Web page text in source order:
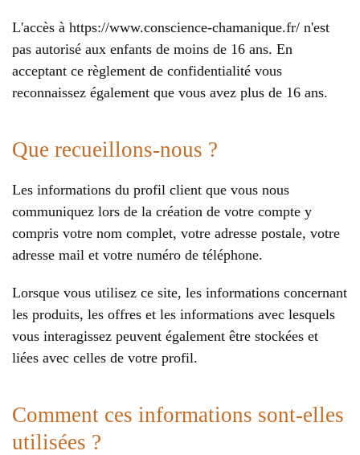
L'accès à https://www.conscience-chamanique.fr/ n'est
pas autorisé aux enfants de moins de 16 ans. En
acceptant ce règlement de confidentialité vous
reconnaissez également que vous avez plus de 16 ans.
Que recueillons-nous ?
Les informations du profil client que vous nous
communiquez lors de la création de votre compte y
compris votre nom complet, votre adresse postale, votre
adresse mail et votre numéro de téléphone.
Lorsque vous utilisez ce site, les informations concernant
les produits, les offres et les informations avec lesquels
vous interagissez peuvent également être stockées et
liées avec celles de votre profil.
Comment ces informations sont-elles
utilisées ?